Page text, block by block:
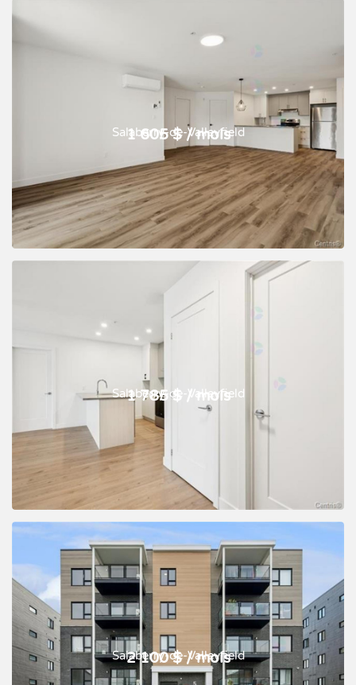
Salaberry-de-Valleyfield
1 605 $ / mois
Salaberry-de-Valleyfield
1 785 $ / mois
Salaberry-de-Valleyfield
2 100 $ / mois